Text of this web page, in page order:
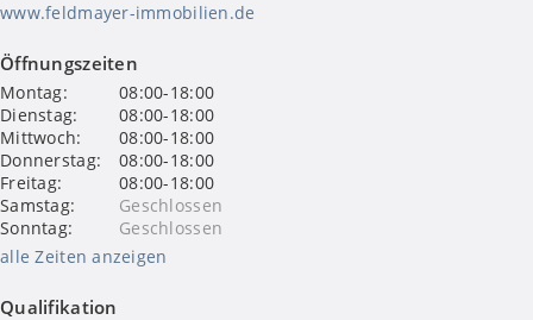
www.feldmayer-immobilien.de
Öffnungszeiten
Montag:
08:00-18:00
Dienstag:
08:00-18:00
Mittwoch:
08:00-18:00
Donnerstag:
08:00-18:00
Freitag:
08:00-18:00
Samstag:
Geschlossen
Sonntag:
Geschlossen
alle Zeiten anzeigen
Qualifikation